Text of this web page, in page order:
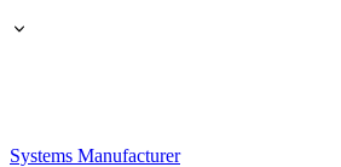
Systems Manufacturer